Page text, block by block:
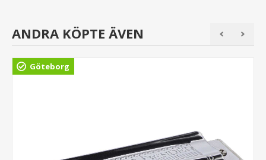
ANDRA KÖPTE ÄVEN
Göteborg